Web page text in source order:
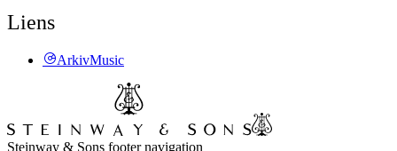
Liens
ArkivMusic
Steinway & Sons footer navigation